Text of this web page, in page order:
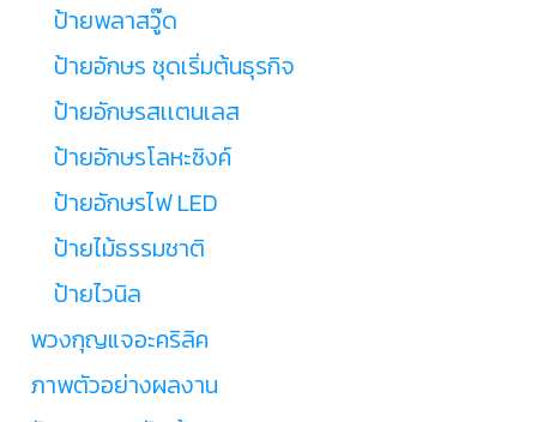
ป้ายพลาสวู๊ด
ป้ายอักษร ชุดเริ่มต้นธุรกิจ
ป้ายอักษรสเเตนเลส
ป้ายอักษรโลหะซิงค์
ป้ายอักษรไฟ LED
ป้ายไม้ธรรมชาติ
ป้ายไวนิล
พวงกุญแจอะคริลิค
ภาพตัวอย่างผลงาน